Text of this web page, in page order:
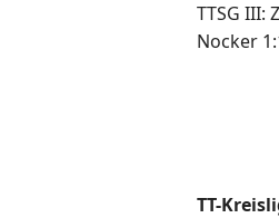
TTSG III:
Nocker
TT-